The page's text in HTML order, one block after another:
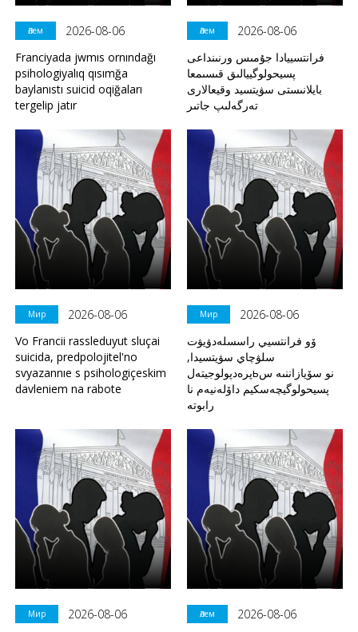
Әлем
2026-08-06
Franciyada jwmıs ornındağı
psihologiyalıq qısımğa
baylanıstı suicid oqiğaları
tergelip jatır
Әлем
2026-08-06
فرانتسييادا جۇمىس ورنىنداعى
پسيحولوگييالىق قىسىمعا
بايلانىستى سۋيتسيد وقيعالارى
تەرگەلىپ جاتىر
Мир
2026-08-06
Vo Francii rassleduyut sluçai
suicida, predpolojitel'no
svyazannıe s psihologiçeskim
davleniem na rabote
Мир
2026-08-06
ۆو فرانتسيي راسسلەدۋيۋت
سلۋچاي سۋيتسيدا,
پرەدپولوجيتەلьنو سۆيازاننىە س
پسيحولوگيچەسكيم داۆلەنيەم نا
رابوتە
Мир
2026-08-06
Әлем
2026-08-06